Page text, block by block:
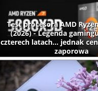
Test procesora AMD
(2026) - Legenda
czterech latach... jednak
zaporowa